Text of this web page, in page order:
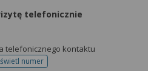
telefonicznie
telefonicznego kontaktu
numer
telefonu do rejestracji